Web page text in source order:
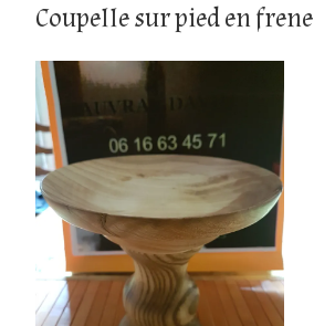
Coupelle sur pied en frene